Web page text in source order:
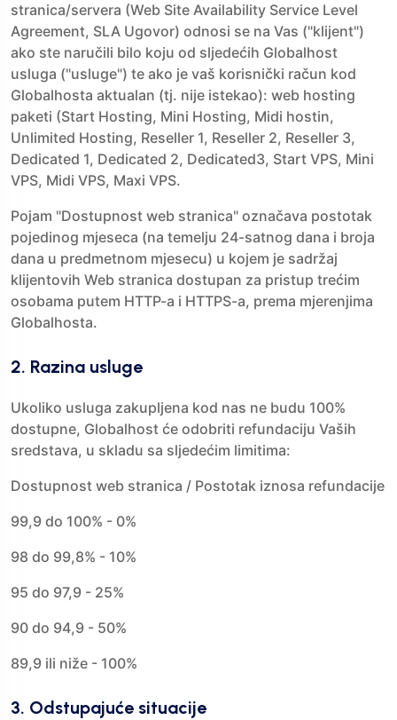
stranica/servera (Web Site Availability Service Level
Agreement, SLA Ugovor) odnosi se na Vas ("klijent")
ako ste naručili bilo koju od sljedećih Globalhost
usluga ("usluge") te ako je vaš korisnički račun kod
Globalhosta aktualan (tj. nije istekao): web hosting
paketi (Start Hosting, Mini Hosting, Midi hostin,
Unlimited Hosting, Reseller 1, Reseller 2, Reseller 3,
Dedicated 1, Dedicated 2, Dedicated3, Start VPS, Mini
VPS, Midi VPS, Maxi VPS.
Pojam "Dostupnost web stranica" označava postotak
pojedinog mjeseca (na temelju 24-satnog dana i broja
dana u predmetnom mjesecu) u kojem je sadržaj
klijentovih Web stranica dostupan za pristup trećim
osobama putem HTTP-a i HTTPS-a, prema mjerenjima
Globalhosta.
2. Razina usluge
Ukoliko usluga zakupljena kod nas ne budu 100%
dostupne, Globalhost će odobriti refundaciju Vaših
sredstava, u skladu sa sljedećim limitima:
Dostupnost web stranica / Postotak iznosa refundacije
99,9 do 100% - 0%
98 do 99,8% - 10%
95 do 97,9 - 25%
90 do 94,9 - 50%
89,9 ili niže - 100%
3. Odstupajuće situacije